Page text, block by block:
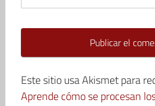
Este sitio usa Akismet para
Aprende cómo se procesan